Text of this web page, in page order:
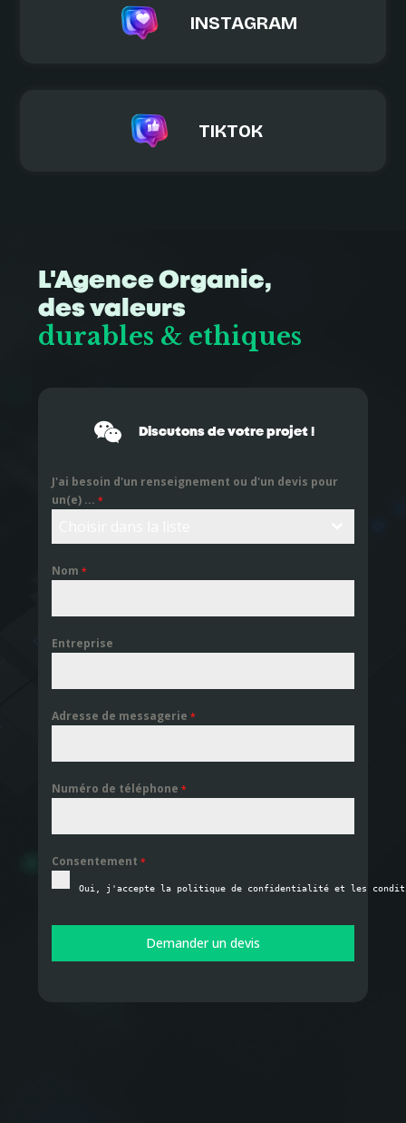
INSTAGRAM
TIKTOK
L'Agence Organic,
des valeurs
durables & ethiques
Discutons de votre projet !
J'ai besoin d'un renseignement ou d'un devis pour
un(e) ...*
Nom*
Entreprise
Adresse de messagerie*
Numéro de téléphone*
Consentement*
Oui, j'accepte la politique de confidentialité et les
Demander un devis